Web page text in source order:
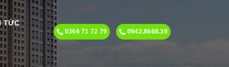
TỨC
0366 71 72 79 0942.8668.39